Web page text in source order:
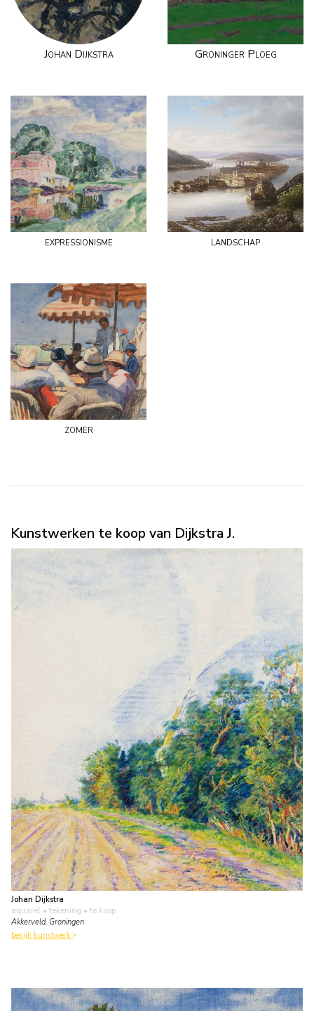
Johan Dijkstra Groninger Ploeg
expressionisme landschap
zomer
Kunstwerken te koop van Dijkstra J.
Johan Dijkstra
aquarel • tekening • te koop
Akkerveld, Groningen
bekijk kunstwerk